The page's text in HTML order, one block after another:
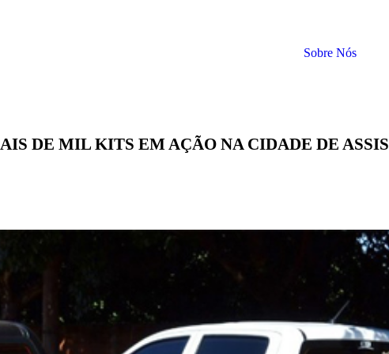
Sobre Nós
DE MIL KITS EM AÇÃO NA CIDADE DE ASSIS